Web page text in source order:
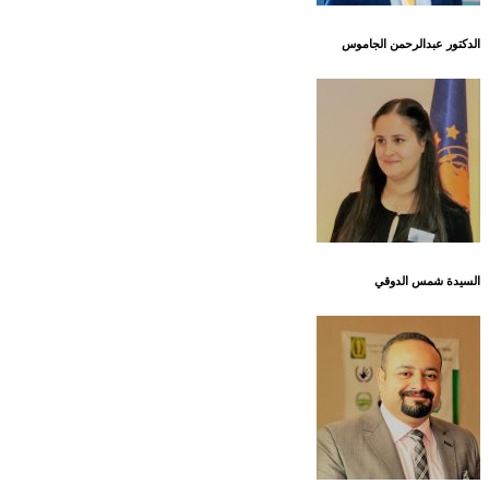
الدكتور عبدالرحمن الجاموس
السيدة شمس الدوقي